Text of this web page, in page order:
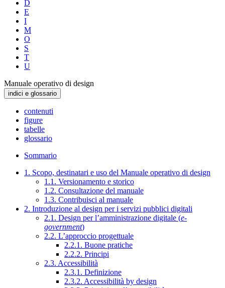
D
E
I
M
O
S
T
U
Manuale operativo di design
indici e glossario
contenuti
figure
tabelle
glossario
Sommario
1. Scopo, destinatari e uso del Manuale operativo di design
1.1. Versionamento e storico
1.2. Consultazione del manuale
1.3. Contribuisci al manuale
2. Introduzione al design per i servizi pubblici digitali
2.1. Design per l’amministrazione digitale (e-
government)
2.2. L’approccio progettuale
2.2.1. Buone pratiche
2.2.2. Principi
2.3. Accessibilità
2.3.1. Definizione
2.3.2. Accessibilità by design